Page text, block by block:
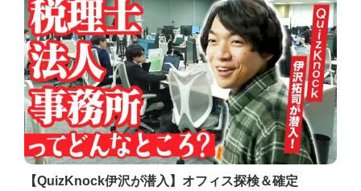
【QuizKnock伊沢が潜入】オフィス探検＆確定